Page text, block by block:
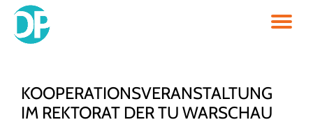
Skip
KOOPERATIONSVERANSTALTUNG
IM REKTORAT DER TU WARSCHAU